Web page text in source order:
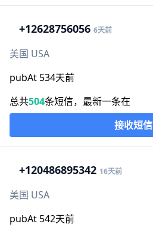
+12628756056 6天前
美国 USA
pubAt 534天前
总共504条短信，最新一条在
接收短信
+120486895342 16天前
美国 USA
pubAt 542天前